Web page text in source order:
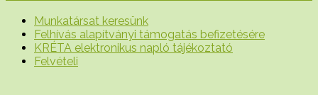
Munkatársat keresünk
Felhívás alapítványi támogatás befizetésére
KRÉTA elektronikus napló tájékoztató
Felvételi